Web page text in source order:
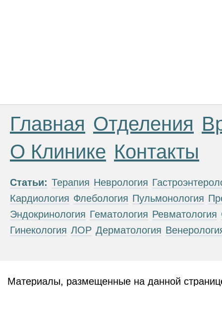
Главная Отделения
О Клинике Контакты
Статьи: Терапия Неврология
Кардиология Флебология Пульмонология
Эндокринология Гематология Ревматология
Гинекология ЛОР Дерматология
Материалы, размещенные на данной